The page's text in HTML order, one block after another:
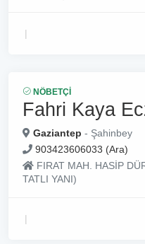
NÖBETÇI
Fahri Kaya
Gaziantep - Şahinbey
903423606033 (Ara)
FIRAT MAH. HASİP
TATLI YANI)